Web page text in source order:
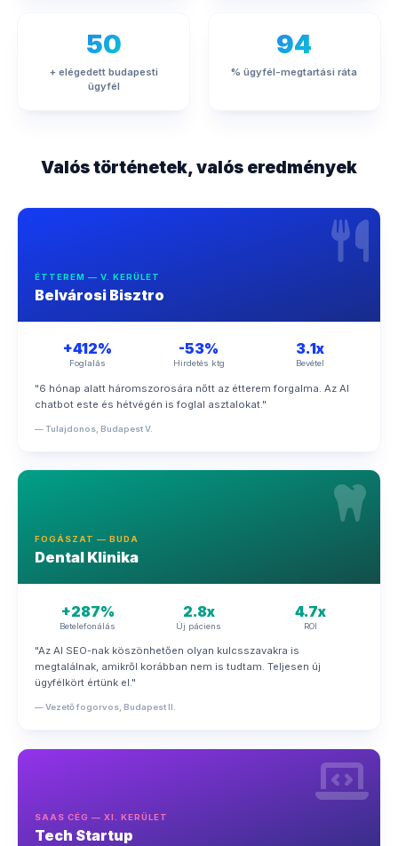
50
+ elégedett budapesti
ügyfél
94
% ügyfél-megtartási ráta
Valós történetek, valós eredmények
ÉTTEREM — V. KERÜLET
Belvárosi Bisztro
+412%
Foglalás
-53%
Hirdetés ktg
3.1x
Bevétel
"6 hónap alatt háromszorosára nőtt az étterem forgalma. Az AI
chatbot este és hétvégén is foglal asztalokat."
— Tulajdonos, Budapest V.
FOGÁSZAT — BUDA
Dental Klinika
+287%
Betelefonálás
2.8x
Új páciens
4.7x
ROI
"Az AI SEO-nak köszönhetően olyan kulcsszavakra is
megtalálnak, amikről korábban nem is tudtam. Teljesen új
ügyfélkört értünk el."
— Vezető fogorvos, Budapest II.
SAAS CÉG — XI. KERÜLET
Tech Startup